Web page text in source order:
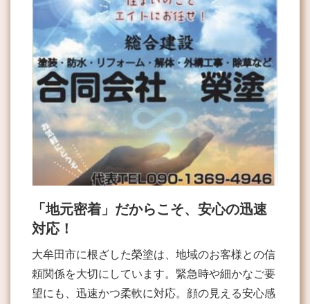
「地元密着」だからこそ、安心の迅速
対応！
大牟田市に根ざした榮塗は、地域のお客様との信
頼関係を大切にしています。緊急時や細かなご要
望にも、迅速かつ柔軟に対応。顔の見える安心感